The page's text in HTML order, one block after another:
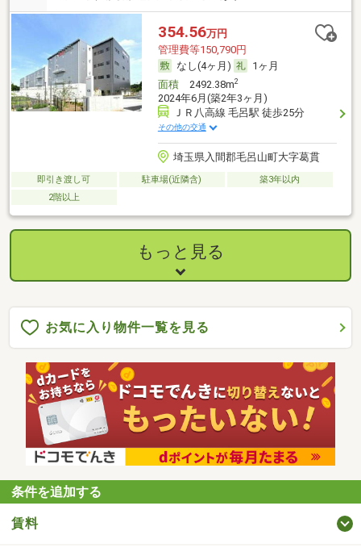
354.56万円
管理費等150,790円
なし(4ヶ月)
1ヶ月
面積2492.38m2
2024年6月(築2年3ヶ月)
ＪＲ八高線 毛呂駅 徒歩25分
その他の交通
埼玉県入間郡毛呂山町大字葛貫
即引き渡し可 駐車場(近隣含)
築3年以内
2階以上
もっと見る
お気に入り物件一覧を見る
条件を追加する
賃料